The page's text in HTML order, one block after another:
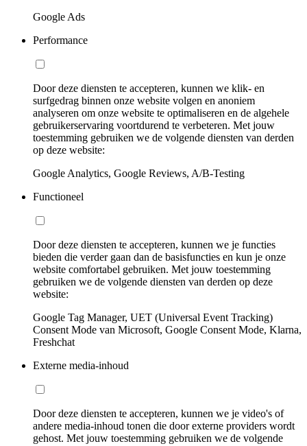
Google Ads
Performance
Door deze diensten te accepteren, kunnen we klik- en
surfgedrag binnen onze website volgen en anoniem
analyseren om onze website te optimaliseren en de algehele
gebruikerservaring voortdurend te verbeteren. Met jouw
toestemming gebruiken we de volgende diensten van derden
op deze website:
Google Analytics, Google Reviews, A/B-Testing
Functioneel
Door deze diensten te accepteren, kunnen we je functies
bieden die verder gaan dan de basisfuncties en kun je onze
website comfortabel gebruiken. Met jouw toestemming
gebruiken we de volgende diensten van derden op deze
website:
Google Tag Manager, UET (Universal Event Tracking)
Consent Mode van Microsoft, Google Consent Mode, Klarna,
Freshchat
Externe media-inhoud
Door deze diensten te accepteren, kunnen we je video's of
andere media-inhoud tonen die door externe providers wordt
gehost. Met jouw toestemming gebruiken we de volgende